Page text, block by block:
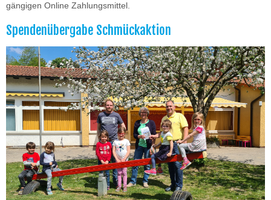
gängigen Online Zahlungsmittel.
Spendenübergabe Schmückaktion